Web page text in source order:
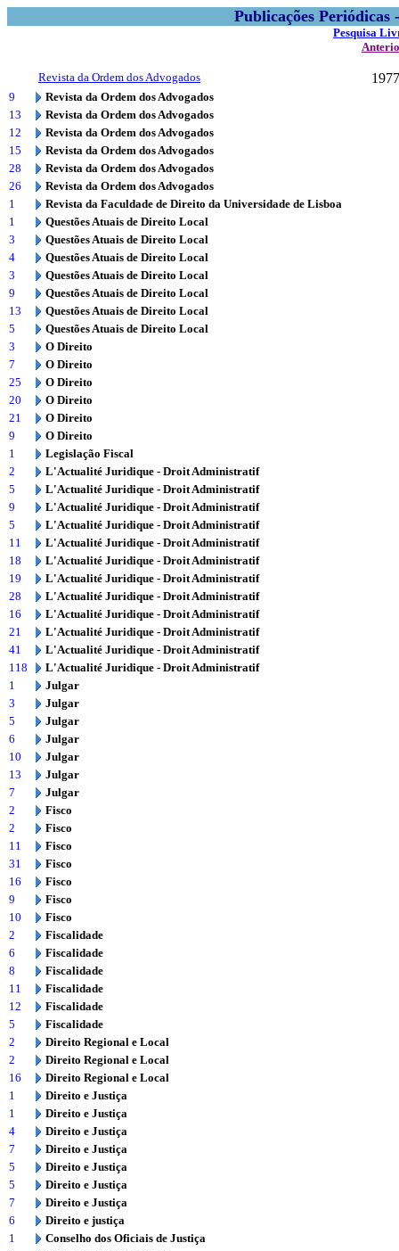
Publicações
Pesquisa
Revista da Ordem dos Advogados 1977
9
Revista da Ordem dos Advogados
13
Revista da Ordem dos Advogados
12
Revista da Ordem dos Advogados
15
Revista da Ordem dos Advogados
28
Revista da Ordem dos Advogados
26
Revista da Ordem dos Advogados
1
Revista da Faculdade de Direito da Universidade de Lisboa
1
Questões Atuais de Direito Local
3
Questões Atuais de Direito Local
4
Questões Atuais de Direito Local
3
Questões Atuais de Direito Local
9
Questões Atuais de Direito Local
13
Questões Atuais de Direito Local
5
Questões Atuais de Direito Local
3
O Direito
7
O Direito
25
O Direito
20
O Direito
21
O Direito
9
O Direito
1
Legislação Fiscal
2
L'Actualité Juridique - Droit Administratif
5
L'Actualité Juridique - Droit Administratif
9
L'Actualité Juridique - Droit Administratif
5
L'Actualité Juridique - Droit Administratif
11
L'Actualité Juridique - Droit Administratif
18
L'Actualité Juridique - Droit Administratif
19
L'Actualité Juridique - Droit Administratif
28
L'Actualité Juridique - Droit Administratif
16
L'Actualité Juridique - Droit Administratif
21
L'Actualité Juridique - Droit Administratif
41
L'Actualité Juridique - Droit Administratif
118
L'Actualité Juridique - Droit Administratif
1
Julgar
3
Julgar
5
Julgar
6
Julgar
10
Julgar
13
Julgar
7
Julgar
2
Fisco
2
Fisco
11
Fisco
31
Fisco
16
Fisco
9
Fisco
10
Fisco
2
Fiscalidade
6
Fiscalidade
8
Fiscalidade
11
Fiscalidade
12
Fiscalidade
5
Fiscalidade
2
Direito Regional e Local
2
Direito Regional e Local
16
Direito Regional e Local
1
Direito e Justiça
1
Direito e Justiça
4
Direito e Justiça
7
Direito e Justiça
5
Direito e Justiça
5
Direito e Justiça
7
Direito e Justiça
6
Direito e justiça
1
Conselho dos Oficiais de Justiça